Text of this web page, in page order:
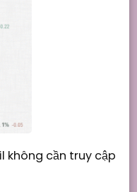
không cần truy cập